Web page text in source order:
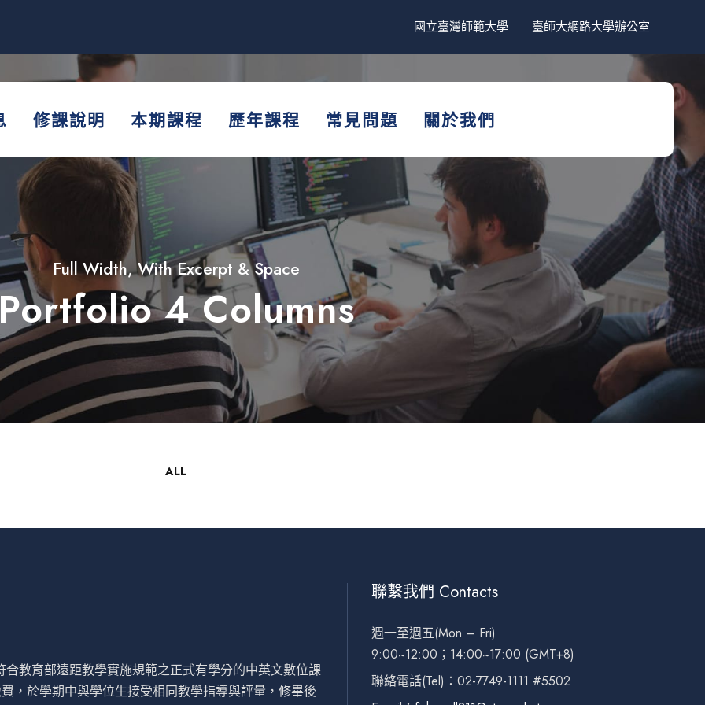
國立臺灣師範大學 臺師大網路大學辦公室
修課說明 本期課程 歷年課程 常見問題 關於我們
Full Width, With Excerpt & Space
4 Columns
ALL
教育部遠距教學實施規範之正式有學分的中英文數位課
，於學期中與學位生接受相同教學指導與評量，修畢後
聯繫我們 Contacts
週一至週五(Mon – Fri)
9:00~12:00；14:00~17:00 (GMT+8)
聯絡電話(Tel)：02-7749-1111 #5502